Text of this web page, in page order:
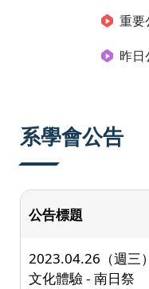
重要
昨日
系學會公告
公告標題
2023.04.26（週三
文化體驗 - 南日祭